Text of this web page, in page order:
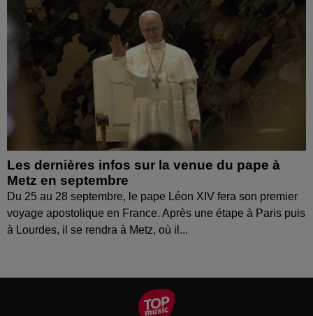
Les dernières infos sur la venue du pape à
Metz en septembre
Du 25 au 28 septembre, le pape Léon XIV fera son premier
voyage apostolique en France. Après une étape à Paris puis
à Lourdes, il se rendra à Metz, où il...